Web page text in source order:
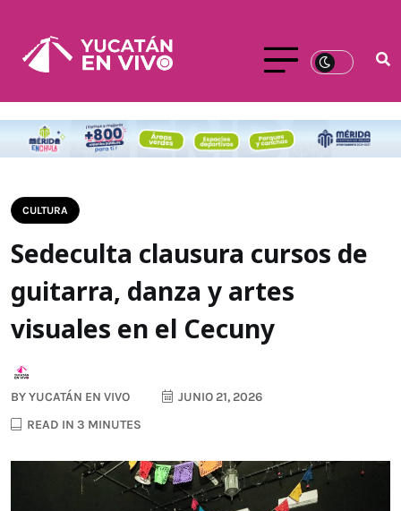
CULTURA
Sedeculta clausura cursos de
guitarra, danza y artes
visuales en el Cecuny
BYYUCATÁN EN VIVO
JUNIO 21, 2026
READ IN 3 MINUTES